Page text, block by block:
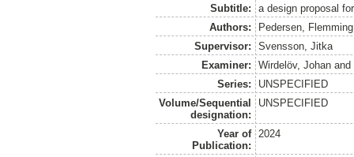
Subtitle:
a design proposal
Authors:
Pedersen, Flemming
Supervisor:
Svensson, Jitka
Examiner:
Wirdelöv, Johan and
Series:
UNSPECIFIED
Volume/Sequential
designation:
UNSPECIFIED
Year of
Publication:
2024